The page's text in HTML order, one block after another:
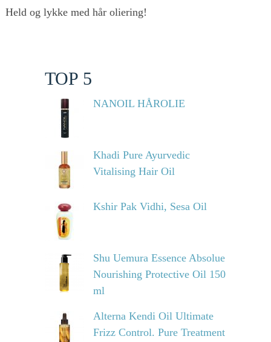
Held og lykke med hår oliering!
TOP 5
NANOIL HÅROLIE
Khadi Pure Ayurvedic
Vitalising Hair Oil
Kshir Pak Vidhi, Sesa Oil
Shu Uemura Essence Absolue
Nourishing Protective Oil 150
ml
Alterna Kendi Oil Ultimate
Frizz Control. Pure Treatment